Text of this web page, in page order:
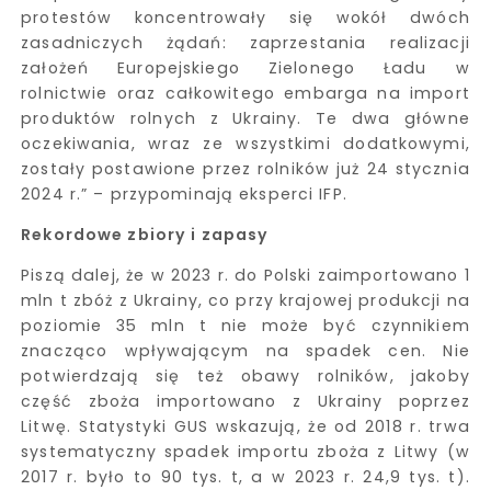
protestów koncentrowały się wokół dwóch
zasadniczych żądań: zaprzestania realizacji
założeń Europejskiego Zielonego Ładu w
rolnictwie oraz całkowitego embarga na import
produktów rolnych z Ukrainy. Te dwa główne
oczekiwania, wraz ze wszystkimi dodatkowymi,
zostały postawione przez rolników już 24 stycznia
2024 r.” – przypominają eksperci IFP.
Rekordowe zbiory i zapasy
Piszą dalej, że w 2023 r. do Polski zaimportowano 1
mln t zbóż z Ukrainy, co przy krajowej produkcji na
poziomie 35 mln t nie może być czynnikiem
znacząco wpływającym na spadek cen. Nie
potwierdzają się też obawy rolników, jakoby
część zboża importowano z Ukrainy poprzez
Litwę. Statystyki GUS wskazują, że od 2018 r. trwa
systematyczny spadek importu zboża z Litwy (w
2017 r. było to 90 tys. t, a w 2023 r. 24,9 tys. t).